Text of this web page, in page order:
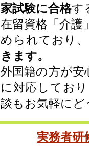
家試験に合格す
在留資格「介護
められており、
きます。
外国籍の方が
に対応してお
談もお気軽にど
実務者研